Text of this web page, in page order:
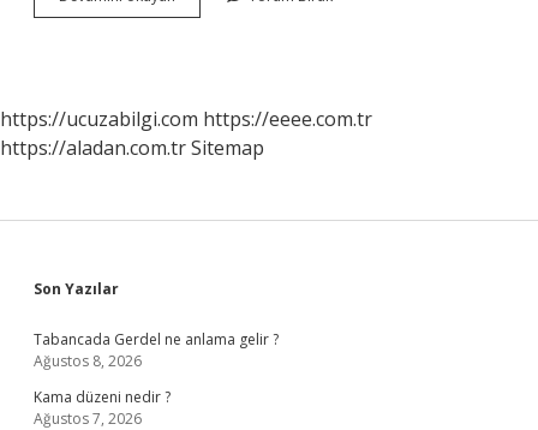
Tutulunca
https://ucuzabilgi.com https://eeee.com.tr
https://aladan.com.trSitemap
Sidebar
Son Yazılar
Tabancada Gerdel ne anlama gelir ?
Ağustos 8, 2026
Kama düzeni nedir ?
Ağustos 7, 2026